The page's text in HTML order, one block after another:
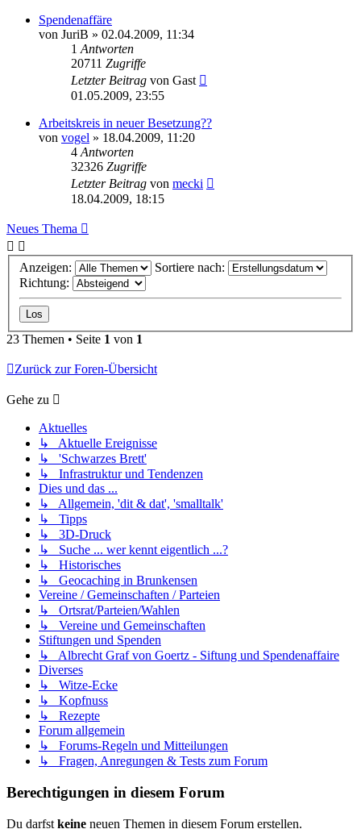
Spendenaffäre
von JuriB » 02.04.2009, 11:34
1 Antworten
20711 Zugriffe
Letzter Beitrag von Gast
01.05.2009, 23:55
Arbeitskreis in neuer Besetzung??
von vogel » 18.04.2009, 11:20
4 Antworten
32326 Zugriffe
Letzter Beitrag von mecki
18.04.2009, 18:15
Neues Thema
Anzeigen:
Sortiere nach:
Richtung:
23 Themen • Seite 1 von 1
Zurück zur Foren-Übersicht
Gehe zu
Aktuelles
↳ Aktuelle Ereignisse
↳ 'Schwarzes Brett'
↳ Infrastruktur und Tendenzen
Dies und das ...
↳ Allgemein, 'dit & dat', 'smalltalk'
↳ Tipps
↳ 3D-Druck
↳ Suche ... wer kennt eigentlich ...?
↳ Historisches
↳ Geocaching in Brunkensen
Vereine / Gemeinschaften / Parteien
↳ Ortsrat/Parteien/Wahlen
↳ Vereine und Gemeinschaften
Stiftungen und Spenden
↳ Albrecht Graf von Goertz - Siftung und Spendenaffaire
Diverses
↳ Witze-Ecke
↳ Kopfnuss
↳ Rezepte
Forum allgemein
↳ Forums-Regeln und Mitteilungen
↳ Fragen, Anregungen & Tests zum Forum
Berechtigungen in diesem Forum
Du darfst keine neuen Themen in diesem Forum erstellen.